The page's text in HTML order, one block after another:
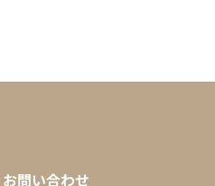
お問い合わせ